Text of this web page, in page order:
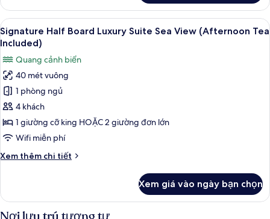
Triple
Bathtub
Partial
Sea
(Afternoon
Tea
included)
Xem
tất
ảnh
Signature
Half
Board
Luxury
Suite
View
Included)
Bộ đồ giường cao cấp, nệm có lớp
13
Signature Half Board Luxury Suite Sea View (Afternoon Tea
Included)
Quang cảnh biển
40 mét vuông
1 phòng ngủ
4 khách
1 giường cỡ king HOẶC 2 giường đơn lớn
Wifi miễn phí
Xem thêm chi tiết
Chi
Signature
Xem giá vào ngày bạn chọn